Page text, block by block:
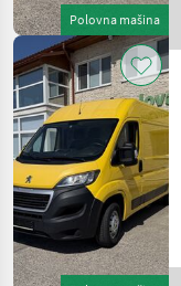
Polovna mašina